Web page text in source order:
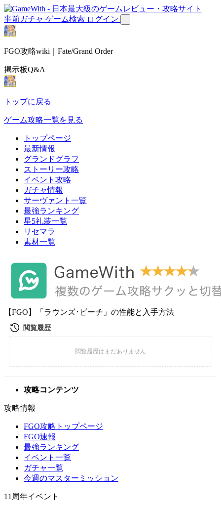
事前ガチャ ゲーム検索 ログイン
FGO攻略wiki｜Fate/Grand Order
掲示板Q&A
トップに戻る
ゲーム攻略一覧を見る
トップページ
最新情報
グランドグラフ
ストーリー攻略
イベント攻略
ガチャ情報
サーヴァント一覧
最強ランキング
星5礼装一覧
リセマラ
素材一覧
【FGO】「ラウンズ･ビーチ」の性能と入手方法
攻略コンテンツ
攻略情報
FGO攻略トップページ
FGO速報
最強ランキング
イベント一覧
ガチャ一覧
今週のマスターミッション
11周年イベント